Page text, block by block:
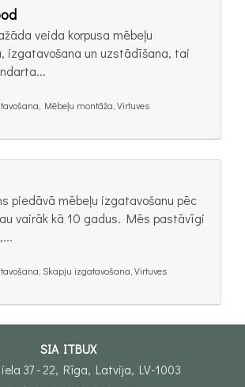
veida korpusa mēbeļu
izgatavošana un uzstādīšana, tai
Mēbeļu montāža, Virtuves
piedāvā mēbeļu izgatavošanu pēc
vairāk kā 10 gadus. Mēs pastāvīgi
Skapju izgatavošana, Virtuves
SIA ITBUX
37 - 22, Rīga, Latvija, LV-1003